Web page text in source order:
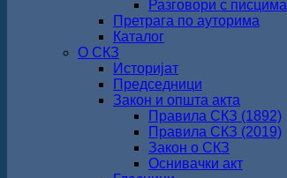
Разговори с писцима
Претрага по ауторима
Каталог
О СКЗ
Историјат
Председници
Закон и општа акта
Правила СКЗ (1892)
Правила СКЗ (2019)
Закон о СКЗ
Оснивачки акт